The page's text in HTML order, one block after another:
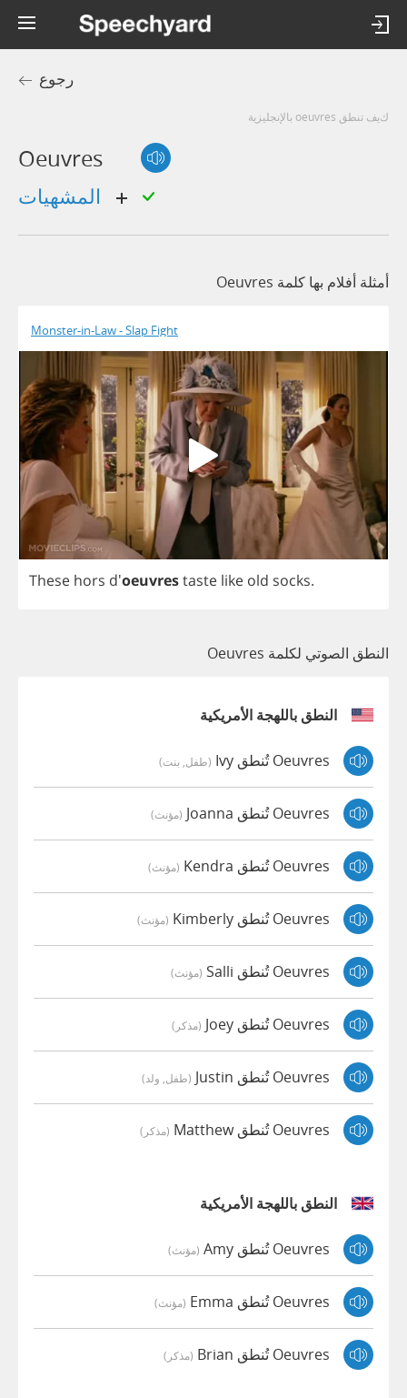
رجوع
كيف تنطق oeuvres بالإنجليزية
Oeuvres
أمثلة أفلام بها كلمة Oeuvres
Monster-in-Law - Slap Fight
These hors d'oeuvrestaste like old socks.
النطق الصوتي لكلمة Oeuvres
النطق باللهجة الأمريكية
Oeuvres تُنطق Ivy (طفل, بنت)
Oeuvres تُنطق Joanna (مؤنث)
Oeuvres تُنطق Kendra (مؤنث)
Oeuvres تُنطق Kimberly (مؤنث)
Oeuvres تُنطق Salli (مؤنث)
Oeuvres تُنطق Joey (مذكر)
Oeuvres تُنطق Justin (طفل, ولد)
Oeuvres تُنطق Matthew (مذكر)
النطق باللهجة الأمريكية
Oeuvres تُنطق Amy (مؤنث)
Oeuvres تُنطق Emma (مؤنث)
Oeuvres تُنطق Brian (مذكر)